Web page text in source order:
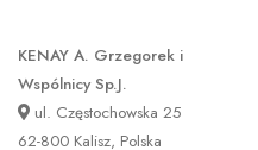
KENAY A. Grzegorek i
Wspólnicy Sp.J.
ul. Częstochowska 25
62-800 Kalisz, Polska